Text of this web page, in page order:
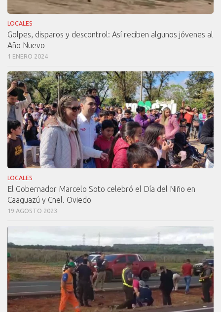
LOCALES
Golpes, disparos y descontrol: Así reciben algunos jóvenes al
Año Nuevo
1 ENERO 2024
LOCALES
El Gobernador Marcelo Soto celebró el Día del Niño en
Caaguazú y Cnel. Oviedo
19 AGOSTO 2023